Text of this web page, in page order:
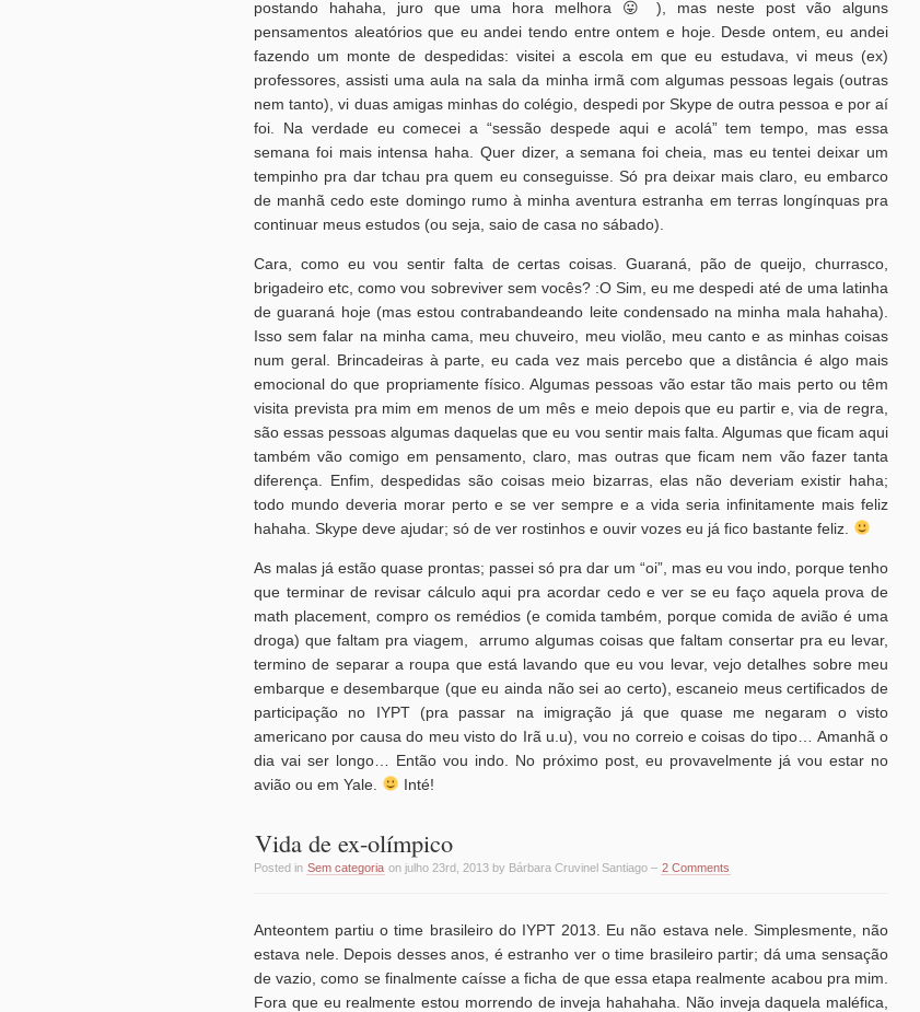
postando hahaha, juro que uma hora melhora 😛 ), mas neste post vão alguns
pensamentos aleatórios que eu andei tendo entre ontem e hoje. Desde ontem, eu andei
fazendo um monte de despedidas: visitei a escola em que eu estudava, vi meus (ex)
professores, assisti uma aula na sala da minha irmã com algumas pessoas legais (outras
nem tanto), vi duas amigas minhas do colégio, despedi por Skype de outra pessoa e por aí
foi. Na verdade eu comecei a “sessão despede aqui e acolá” tem tempo, mas essa
semana foi mais intensa haha. Quer dizer, a semana foi cheia, mas eu tentei deixar um
tempinho pra dar tchau pra quem eu conseguisse. Só pra deixar mais claro, eu embarco
de manhã cedo este domingo rumo à minha aventura estranha em terras longínquas pra
continuar meus estudos (ou seja, saio de casa no sábado).
Cara, como eu vou sentir falta de certas coisas. Guaraná, pão de queijo, churrasco,
brigadeiro etc, como vou sobreviver sem vocês? :O Sim, eu me despedi até de uma latinha
de guaraná hoje (mas estou contrabandeando leite condensado na minha mala hahaha).
Isso sem falar na minha cama, meu chuveiro, meu violão, meu canto e as minhas coisas
num geral. Brincadeiras à parte, eu cada vez mais percebo que a distância é algo mais
emocional do que propriamente físico. Algumas pessoas vão estar tão mais perto ou têm
visita prevista pra mim em menos de um mês e meio depois que eu partir e, via de regra,
são essas pessoas algumas daquelas que eu vou sentir mais falta. Algumas que ficam aqui
também vão comigo em pensamento, claro, mas outras que ficam nem vão fazer tanta
diferença. Enfim, despedidas são coisas meio bizarras, elas não deveriam existir haha;
todo mundo deveria morar perto e se ver sempre e a vida seria infinitamente mais feliz
hahaha. Skype deve ajudar; só de ver rostinhos e ouvir vozes eu já fico bastante feliz.
As malas já estão quase prontas; passei só pra dar um “oi”, mas eu vou indo, porque tenho
que terminar de revisar cálculo aqui pra acordar cedo e ver se eu faço aquela prova de
math placement, compro os remédios (e comida também, porque comida de avião é uma
droga) que faltam pra viagem, arrumo algumas coisas que faltam consertar pra eu levar,
termino de separar a roupa que está lavando que eu vou levar, vejo detalhes sobre meu
embarque e desembarque (que eu ainda não sei ao certo), escaneio meus certificados de
participação no IYPT (pra passar na imigração já que quase me negaram o visto
americano por causa do meu visto do Irã u.u), vou no correio e coisas do tipo… Amanhã o
dia vai ser longo… Então vou indo. No próximo post, eu provavelmente já vou estar no
avião ou em Yale.
Inté!
Vida de ex-olímpico
Posted in Sem categoria on julho 23rd, 2013 by Bárbara Cruvinel Santiago – 2 Comments
Anteontem partiu o time brasileiro do IYPT 2013. Eu não estava nele. Simplesmente, não
estava nele. Depois desses anos, é estranho ver o time brasileiro partir; dá uma sensação
de vazio, como se finalmente caísse a ficha de que essa etapa realmente acabou pra mim.
Fora que eu realmente estou morrendo de inveja hahahaha. Não inveja daquela maléfica,